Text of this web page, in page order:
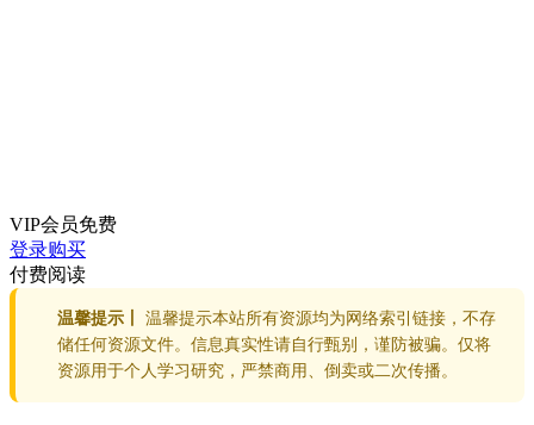
VIP会员免费
登录购买
付费阅读
温馨提示丨
温馨提示本站所有资源均为网络索引链接，不存
储任何资源文件。信息真实性请自行甄别，谨防被骗。仅将
资源用于个人学习研究，严禁商用、倒卖或二次传播。